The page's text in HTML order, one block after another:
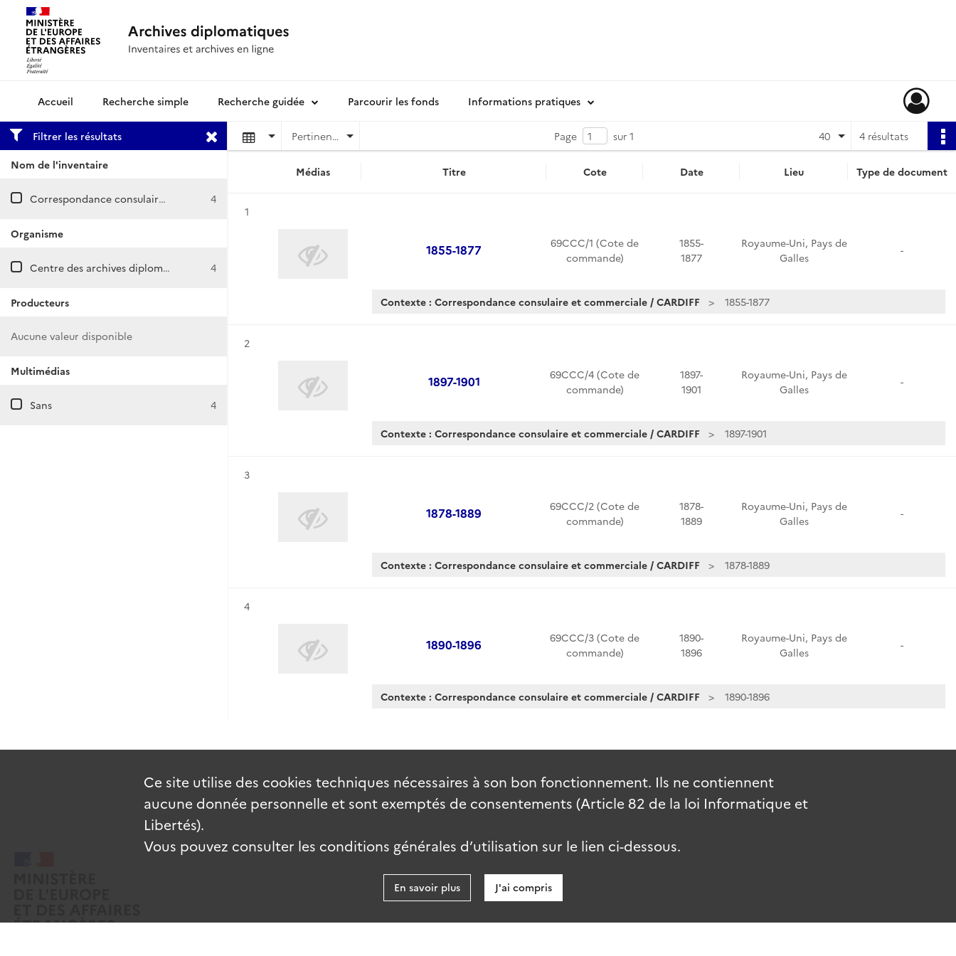
Archives diplomatiquesRecherche simple Recherche guidée Parcourir les fonds Informations pratiques
Filtrer les résultats
Nom de l'inventaire
Correspondance consulaire et commerciale / CARDIFF 4
Organisme
Centre des archives diplomatiques de La Courneuve 4
Producteurs
Aucune valeur disponible
Multimédias
Sans 4
Pertinence Page sur 1 4 résultats
40
Médias Titre Cote Date Lieu Type de document
Résultat n°
1
1855-1877
69CCC/1 (Cote de
commande)
1855-
1877
Royaume-Uni, Pays de
Galles
-
Contexte : Correspondance consulaire et commerciale / CARDIFF 1855-1877
Résultat n°
2
1897-1901
69CCC/4 (Cote de
commande)
1897-
1901
Royaume-Uni, Pays de
Galles
-
Contexte : Correspondance consulaire et commerciale / CARDIFF 1897-1901
Résultat n°
3
1878-1889
69CCC/2 (Cote de
commande)
1878-
1889
Royaume-Uni, Pays de
Galles
-
Contexte : Correspondance consulaire et commerciale / CARDIFF 1878-1889
Résultat n°
4
1890-1896
69CCC/3 (Cote de
commande)
1890-
1896
Royaume-Uni, Pays de
Galles
-
Contexte : Correspondance consulaire et commerciale / CARDIFF 1890-1896
Ce site utilise des cookies techniques nécessaires à son bon fonctionnement. Ils ne contiennent
aucune donnée personnelle et sont exemptés de consentements (Article 82 de la loi Informatique et
Libertés).
Vous pouvez consulter les conditions générales d’utilisation sur le lien ci-dessous.
En savoir plus J'ai compris